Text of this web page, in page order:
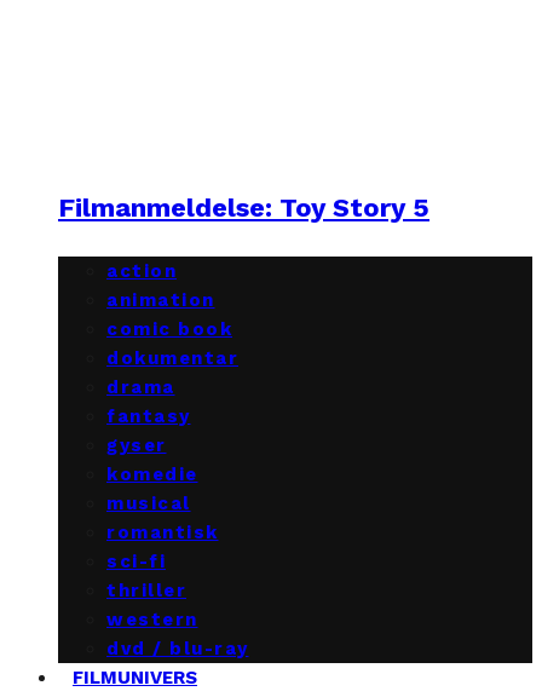
Filmanmeldelse: Toy Story 5
action
animation
comic book
dokumentar
drama
fantasy
gyser
komedie
musical
romantisk
sci-fi
thriller
western
dvd / blu-ray
FILMUNIVERS